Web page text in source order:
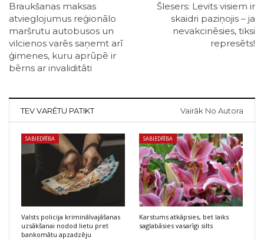
Braukšanas maksas
atvieglojumus reģionālo
maršrutu autobusos un
vilcienos varēs saņemt arī
ģimenes, kuru aprūpē ir
bērns ar invaliditāti
Šlesers: Levits visiem ir
skaidri paziņojis – ja
nevakcinēsies, tiksi
represēts!
TEV VARĒTU PATIKT Vairāk No Autora
SABIEDRĪBA
Valsts policija kriminālvajāšanas
uzsākšanai nodod lietu pret
bankomātu apzadzēju
SABIEDRĪBA
Karstums atkāpsies, bet laiks
saglabāsies vasarīgi silts